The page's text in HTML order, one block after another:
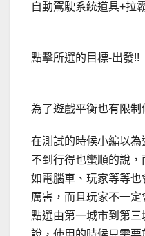
自動駕駛系統道具+拉
點擊所選的目標-出發!!
為了遊戲平衡也有限制
在測試的時候小編以
不到行得也蠻順的說
如電腦車、玩家等等
厲害，而且玩家不一
點選由第一城市到第